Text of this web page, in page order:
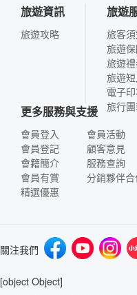
旅遊資訊
旅遊攻略
旅遊
旅客
旅遊
旅遊
旅遊
電子
旅行
更多服務與支援
會員登入
會員登記
會籍簡介
會員有賞
精選優惠
會員活動
顧客意見
服務查詢
分銷夥伴
關注我們
[object Object]